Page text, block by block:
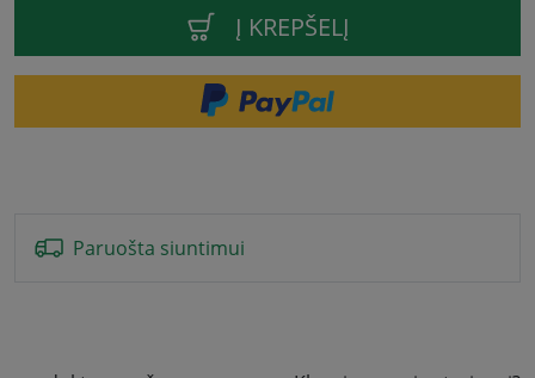
Į KREPŠELĮ
Paruošta siuntimui